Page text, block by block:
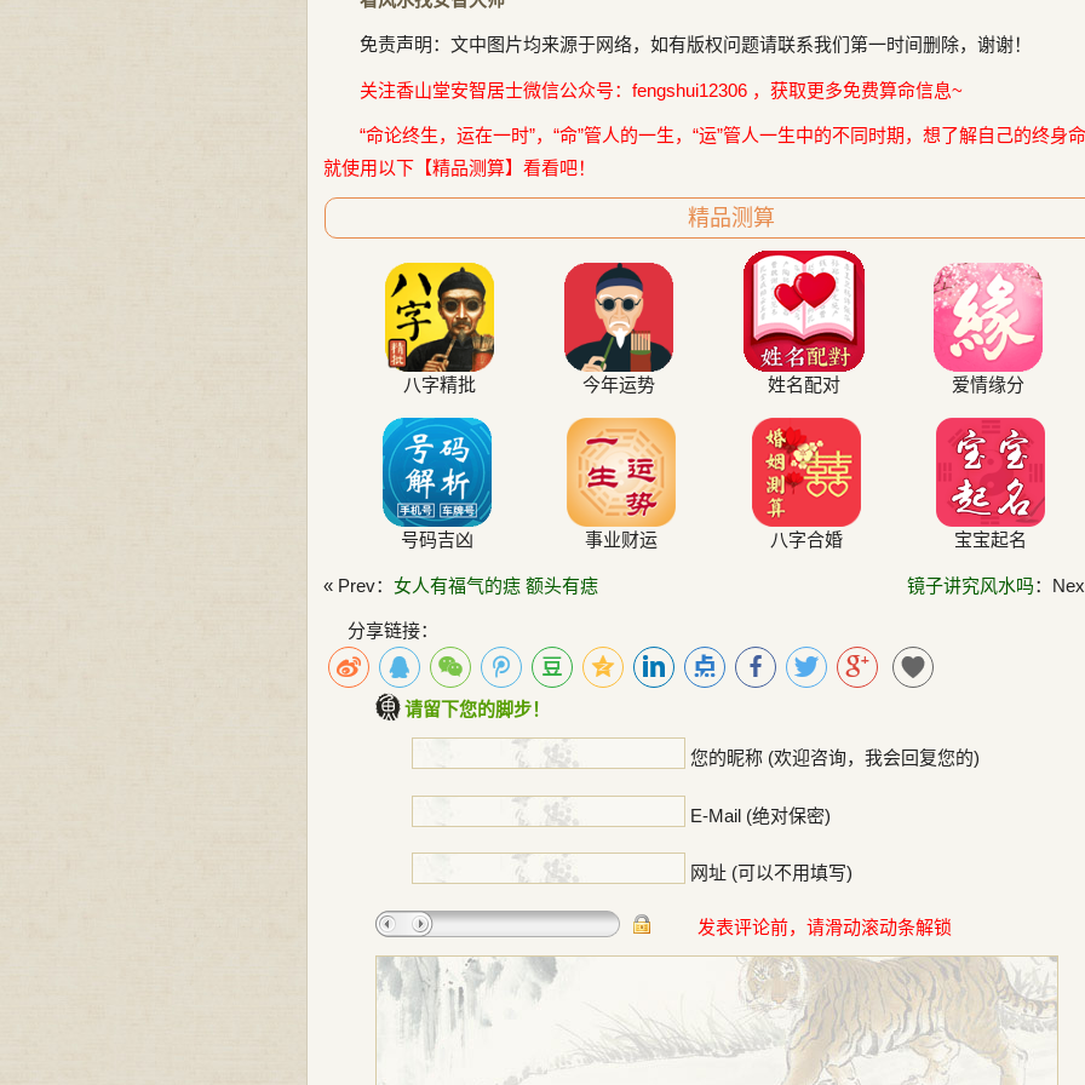
免责声明：文中图片均来源于网络，如有版权问题请联系我们第一时间删除，谢谢！
关注香山堂安智居士微信公众号：fengshui12306 ，获取更多免费算命信息~
“命论终生，运在一时”，“命”管人的一生，“运”管人一生中的不同时期，想了解自己的终身
就使用以下【精品测算】看看吧！
精品测算
八字精批 今年运势 姓名配对 爱情缘分
号码吉凶 事业财运 八字合婚 宝宝起名
« Prev： 女人有福气的痣 额头有痣 镜子讲究风水吗：
分享链接：
请留下您的脚步！
您的昵称 (欢迎咨询，我会回复您的)
E-Mail (绝对保密)
网址 (可以不用填写)
发表评论前，请滑动滚动条解锁